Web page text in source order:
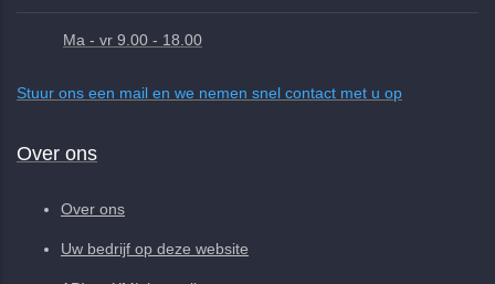
Ma - vr 9.00 - 18.00
Stuur ons een mail en we nemen snel contact met u op
Over ons
Over ons
Uw bedrijf op deze website